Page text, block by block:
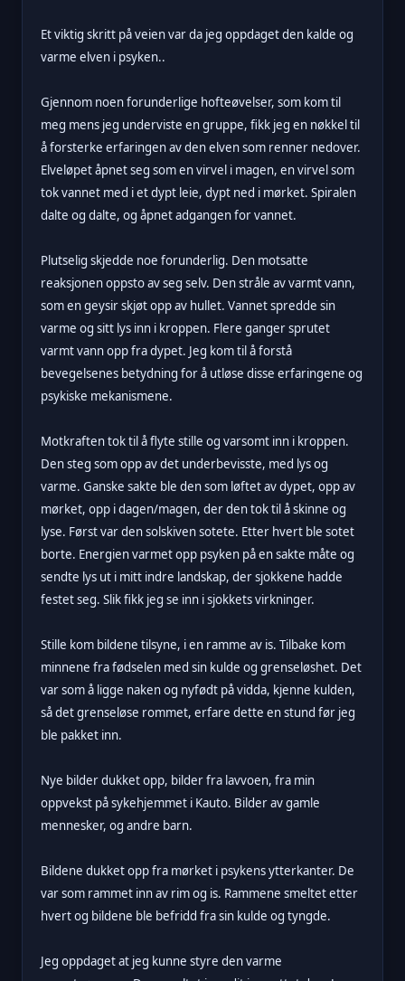
Et viktig skritt på veien var da jeg oppdaget den kalde og
varme elven i psyken..
Gjennom noen forunderlige hofteøvelser, som kom til
meg mens jeg underviste en gruppe, fikk jeg en nøkkel til
å forsterke erfaringen av den elven som renner nedover.
Elveløpet åpnet seg som en virvel i magen, en virvel som
tok vannet med i et dypt leie, dypt ned i mørket. Spiralen
dalte og dalte, og åpnet adgangen for vannet.
Plutselig skjedde noe forunderlig. Den motsatte
reaksjonen oppsto av seg selv. Den stråle av varmt vann,
som en geysir skjøt opp av hullet. Vannet spredde sin
varme og sitt lys inn i kroppen. Flere ganger sprutet
varmt vann opp fra dypet. Jeg kom til å forstå
bevegelsenes betydning for å utløse disse erfaringene og
psykiske mekanismene.
Motkraften tok til å flyte stille og varsomt inn i kroppen.
Den steg som opp av det underbevisste, med lys og
varme. Ganske sakte ble den som løftet av dypet, opp av
mørket, opp i dagen/magen, der den tok til å skinne og
lyse. Først var den solskiven sotete. Etter hvert ble sotet
borte. Energien varmet opp psyken på en sakte måte og
sendte lys ut i mitt indre landskap, der sjokkene hadde
festet seg. Slik fikk jeg se inn i sjokkets virkninger.
Stille kom bildene tilsyne, i en ramme av is. Tilbake kom
minnene fra fødselen med sin kulde og grenseløshet. Det
var som å ligge naken og nyfødt på vidda, kjenne kulden,
så det grenseløse rommet, erfare dette en stund før jeg
ble pakket inn.
Nye bilder dukket opp, bilder fra lavvoen, fra min
oppvekst på sykehjemmet i Kauto. Bilder av gamle
mennesker, og andre barn.
Bildene dukket opp fra mørket i psykens ytterkanter. De
var som rammet inn av rim og is. Rammene smeltet etter
hvert og bildene ble befridd fra sin kulde og tyngde.
Jeg oppdaget at jeg kunne styre den varme